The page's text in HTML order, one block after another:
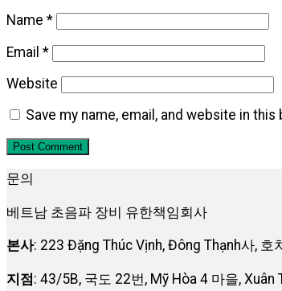
Name *
Email *
Website
Save my name, email, and website in
문의
베트남 초음파 장비 유한책임회사
본사: 223 Đặng Thúc Vịnh, Đông Thạnh사, 호
지점: 43/5B, 국도 22번, Mỹ Hòa 4 마을, Xuân